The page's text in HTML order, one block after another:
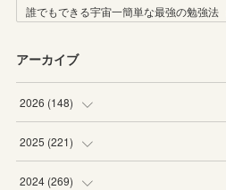
誰でもできる宇宙一簡単な最強の勉強法
アーカイブ
2026 (148)
(6)
(22
2025 (221)
(19
2024 (269)